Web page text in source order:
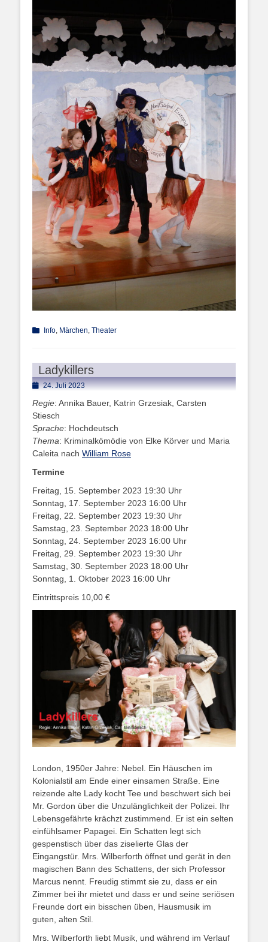
Kategorien
Info, Märchen, Theater
Ladykillers
Posted24. Juli 2023
Regie: Annika Bauer, Katrin Grzesiak, Carsten
Stiesch
Sprache: Hochdeutsch
Thema: Kriminalkömödie von Elke Körver und Maria
Caleita nach William Rose
Termine
Freitag, 15. September 2023 19:30 Uhr
Sonntag, 17. September 2023 16:00 Uhr
Freitag, 22. September 2023 19:30 Uhr
Samstag, 23. September 2023 18:00 Uhr
Sonntag, 24. September 2023 16:00 Uhr
Freitag, 29. September 2023 19:30 Uhr
Samstag, 30. September 2023 18:00 Uhr
Sonntag, 1. Oktober 2023 16:00 Uhr
Eintrittspreis 10,00 €
London, 1950er Jahre: Nebel. Ein Häuschen im
Kolonialstil am Ende einer einsamen Straße. Eine
reizende alte Lady kocht Tee und beschwert sich bei
Mr. Gordon über die Unzulänglichkeit der Polizei. Ihr
Lebensgefährte krächzt zustimmend. Er ist ein selten
einfühlsamer Papagei. Ein Schatten legt sich
gespenstisch über das ziselierte Glas der
Eingangstür. Mrs. Wilberforth öffnet und gerät in den
magischen Bann des Schattens, der sich Professor
Marcus nennt. Freudig stimmt sie zu, dass er ein
Zimmer bei ihr mietet und dass er und seine seriösen
Freunde dort ein bisschen üben, Hausmusik im
guten, alten Stil.
Mrs. Wilberforth liebt Musik, und während im Verlauf